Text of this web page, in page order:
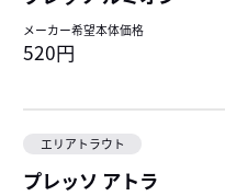
メーカー希望本体価格
520円
エリアトラウト
プレッソ アトラ